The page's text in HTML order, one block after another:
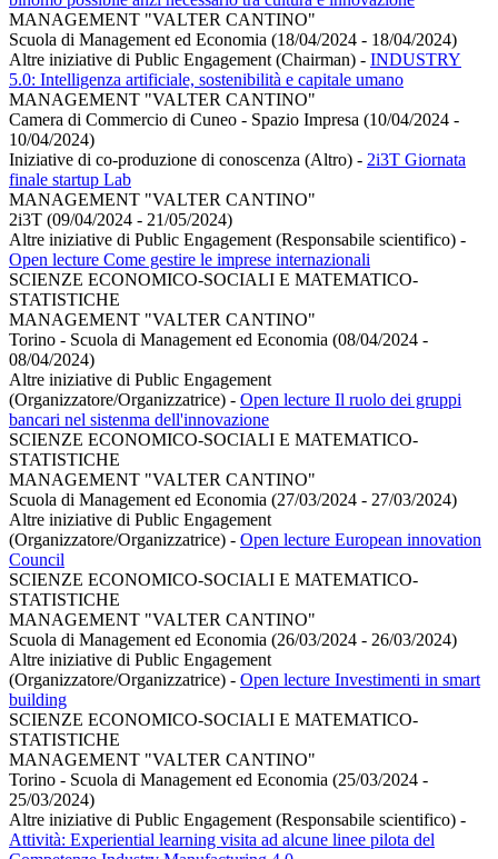
MANAGEMENT "VALTER CANTINO"
Scuola di Management ed Economia (18/04/2024 - 18/04/2024)
Altre iniziative di Public Engagement (Chairman) - INDUSTRY
5.0: Intelligenza artificiale, sostenibilità e capitale umano
MANAGEMENT "VALTER CANTINO"
Camera di Commercio di Cuneo - Spazio Impresa (10/04/2024 -
10/04/2024)
Iniziative di co-produzione di conoscenza (Altro) - 2i3T Giornata
finale startup Lab
MANAGEMENT "VALTER CANTINO"
2i3T (09/04/2024 - 21/05/2024)
Altre iniziative di Public Engagement (Responsabile scientifico) -
Open lecture Come gestire le imprese internazionali
SCIENZE ECONOMICO-SOCIALI E MATEMATICO-
STATISTICHE
MANAGEMENT "VALTER CANTINO"
Torino - Scuola di Management ed Economia (08/04/2024 -
08/04/2024)
Altre iniziative di Public Engagement
(Organizzatore/Organizzatrice) - Open lecture Il ruolo dei gruppi
bancari nel sistenma dell'innovazione
SCIENZE ECONOMICO-SOCIALI E MATEMATICO-
STATISTICHE
MANAGEMENT "VALTER CANTINO"
Scuola di Management ed Economia (27/03/2024 - 27/03/2024)
Altre iniziative di Public Engagement
(Organizzatore/Organizzatrice) - Open lecture European innovation
Council
SCIENZE ECONOMICO-SOCIALI E MATEMATICO-
STATISTICHE
MANAGEMENT "VALTER CANTINO"
Scuola di Management ed Economia (26/03/2024 - 26/03/2024)
Altre iniziative di Public Engagement
(Organizzatore/Organizzatrice) - Open lecture Investimenti in smart
building
SCIENZE ECONOMICO-SOCIALI E MATEMATICO-
STATISTICHE
MANAGEMENT "VALTER CANTINO"
Torino - Scuola di Management ed Economia (25/03/2024 -
25/03/2024)
Altre iniziative di Public Engagement (Responsabile scientifico) -
Attività: Experiential learning visita ad alcune linee pilota del